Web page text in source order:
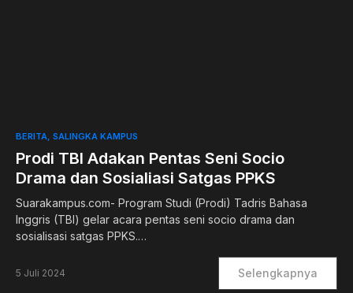
BERITA SALINGKA KAMPUS
Prodi TBI Adakan Pentas Seni Socio
Drama dan Sosialiasi Satgas PPKS
Suarakampus.com- Program Studi (Prodi) Tadris Bahasa
Inggris (TBI) gelar acara pentas seni socio drama dan
sosialisasi satgas PPKS.…
5 Juli 2024 Selengkapnya